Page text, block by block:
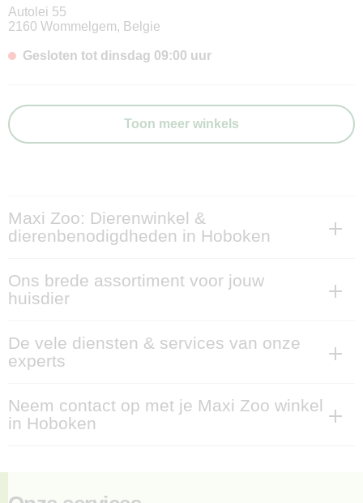
Autolei 55
2160 Wommelgem, Belgie
Gesloten tot dinsdag 09:00 uur
Toon meer winkels
Maxi Zoo: Dierenwinkel &
dierenbenodigdheden in Hoboken
Ons brede assortiment voor jouw
huisdier
De vele diensten & services van onze
experts
Neem contact op met je Maxi Zoo winkel
in Hoboken